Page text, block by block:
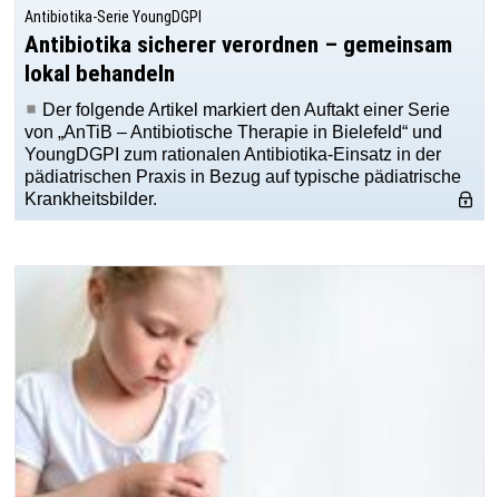
Antibiotika-Serie YoungDGPI
Antibiotika sicherer verordnen – gemeinsam
lokal behandeln
Der folgende Artikel markiert den Auftakt einer Serie
von „AnTiB – Antibiotische Therapie in Bielefeld“ und
YoungDGPI zum rationalen Antibiotika-Einsatz in der
pädiatrischen Praxis in Bezug auf typische pädiatrische
Krankheitsbilder.